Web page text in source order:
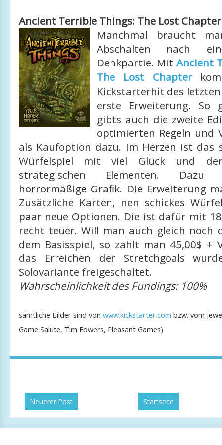
Ancient Terrible Things: The Lost Chapter
Manchmal braucht
Abschalten nach
Denkpartie. Mit Ancient
The Lost Chapter
Kickstarterhit des
erste Erweiterung. So
gibts auch die zweite
optimierten Regeln und
als Kaufoption dazu. Im Herzen ist das
Würfelspiel mit viel Glück und
strategischen Elementen.
horrormäßige Grafik. Die Erweiterung
Zusätzliche Karten, nen schickes
paar neue Optionen. Die ist dafür mit
recht teuer. Will man auch gleich noch
dem Basisspiel, so zahlt man 45,00$ +
das Erreichen der Stretchgoals
Solovariante freigeschaltet.
Wahrscheinlichkeit des Fundings: 100%
sämtliche Bilder sind von www.kickstarter.com bzw. vom
Game Salute, Tim Fowers, Pleasant Games)
Neuerer Post Startseite